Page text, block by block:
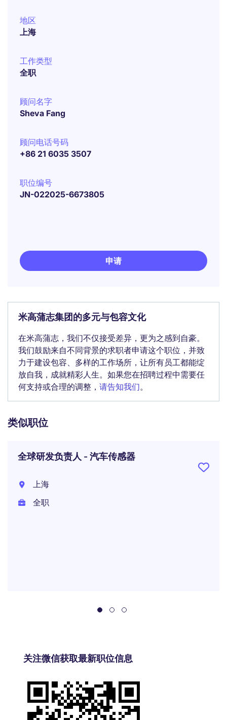
地区
上海
工作类型
全职
顾问名字
Sheva Fang
顾问电话号码
+86 21 6035 3507
职位编号
JN-022025-6673805
申请
米高蒲志集团的多元与包容文化
在米高蒲志，我们不仅接受差异，更为之感到自豪。
我们鼓励来自不同背景的求职者申请这个职位，并致
力于建设包容、多样的工作场所，让所有员工都能绽
放自我，成就精彩人生。如果您在招聘过程中需要任
何支持或合理的调整， 请告知我们。
类似职位
全球研发负责人 - 汽车传感器
上海
全职
关注微信获取最新职位信息